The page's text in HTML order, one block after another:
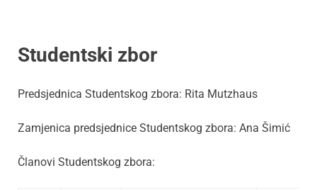
Studentski zbor
Predsjednica Studentskog zbora: Rita Mutzhaus
Zamjenica predsjednice Studentskog zbora: Ana Šimić
Članovi Studentskog zbora: